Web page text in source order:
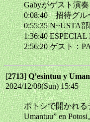
Gabyがゲスト演
0:08:40 招待グル
0:55:35 N~USTA
1:36:40
2:56:20 ゲスト：
[2713]Q’esintuu y
2024/12/08(Sun) 15:45
ポトシで開かれる
Umantuu” en